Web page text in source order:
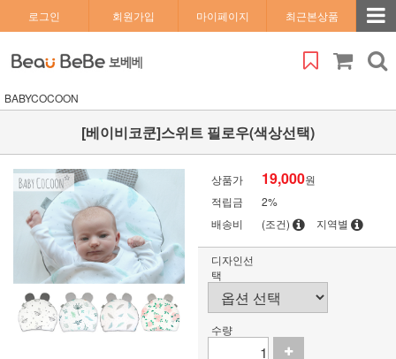
로그인 회원가입 마이페이지 최근본상품
BABYCOCOON
[베이비코쿤]스위트 필로우(색상선택)
상품가 19,000원
적립금
2%
배송비
(조건) 지역별
디자인선
택
수량